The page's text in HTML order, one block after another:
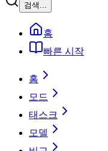
검색...
홈
빠른 시작
홈
모드
태스크
모델